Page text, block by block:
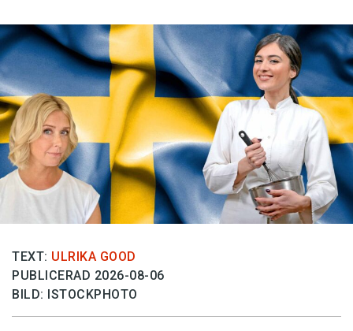
TEXT: ULRIKA GOOD
PUBLICERAD 2026-08-06
BILD: ISTOCKPHOTO